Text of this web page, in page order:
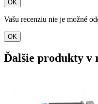
OK
Vašu recenziu nie je možné
OK
Ďalšie produkty v